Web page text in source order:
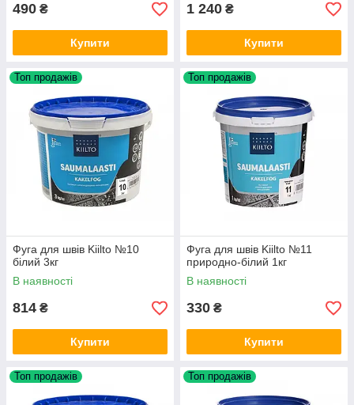
490 ₴
Купити
1 240 ₴
Купити
Топ продажів
Фуга для швів Kiilto №10
білий 3кг
В наявності
814 ₴
Купити
Топ продажів
Фуга для швів Kiilto №11
природно-білий 1кг
В наявності
330 ₴
Купити
Топ продажів Топ продажів